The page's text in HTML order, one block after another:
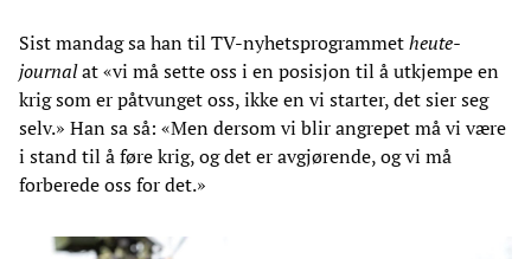
Sist mandag sa han til TV-nyhetsprogrammetheute-
journalat «vi må sette oss i en posisjon til å utkjempe en
krig som er påtvunget oss, ikke en vi starter, det sier seg
selv.» Han sa så: «Men dersom vi blir angrepet må vi være
i stand til å føre krig, og det er avgjørende, og vi må
forberede oss for det.»